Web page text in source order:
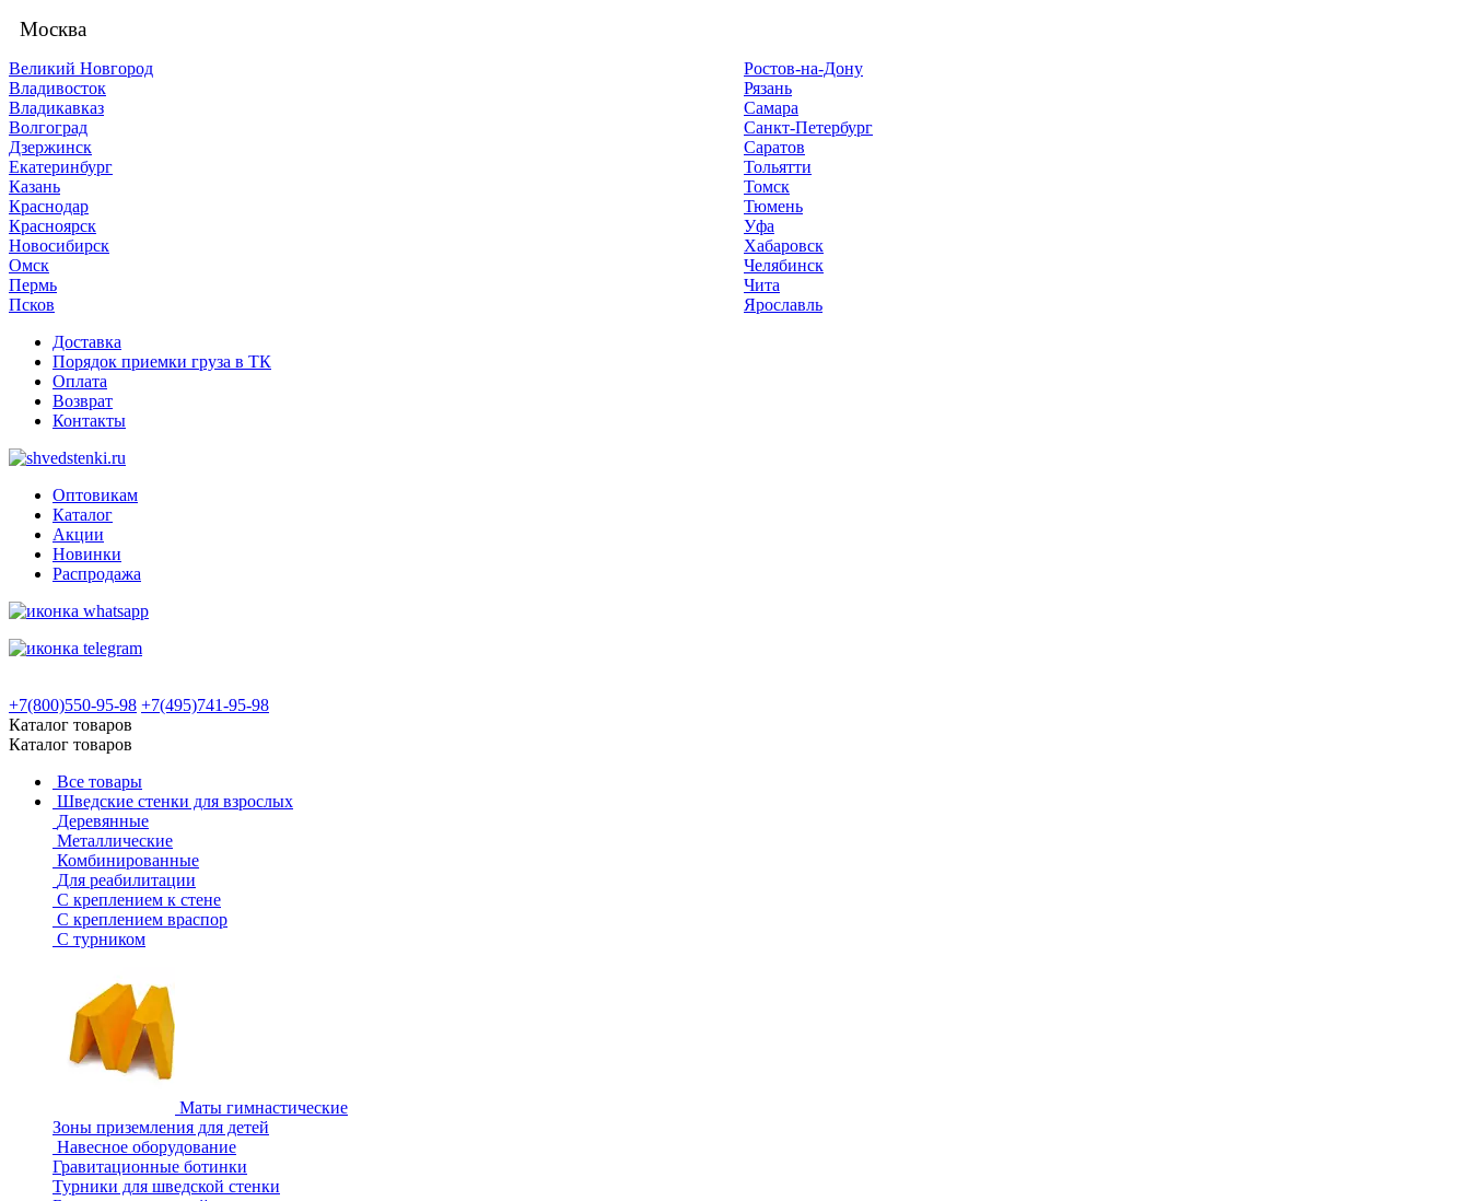
Москва
Великий Новгород
Владивосток
Владикавказ
Волгоград
Дзержинск
Екатеринбург
Казань
Краснодар
Красноярск
Новосибирск
Омск
Пермь
Псков
Ростов-на-Дону
Рязань
Самара
Санкт-Петербург
Саратов
Тольятти
Томск
Тюмень
Уфа
Хабаровск
Челябинск
Чита
Ярославль
Доставка
Порядок приемки груза в ТК
Оплата
Возврат
Контакты
Оптовикам
Каталог
Акции
Новинки
Распродажа
+7(800)550-95-98 +7(495)741-95-98
Каталог товаров
Каталог товаров
Все товары
Шведские стенки для взрослых
Деревянные
Металлические
Комбинированные
Для реабилитации
С креплением к стене
С креплением враспор
С турником
Маты гимнастические
Зоны приземления для детей
Навесное оборудование
Гравитационные ботинки
Турники для шведской стенки